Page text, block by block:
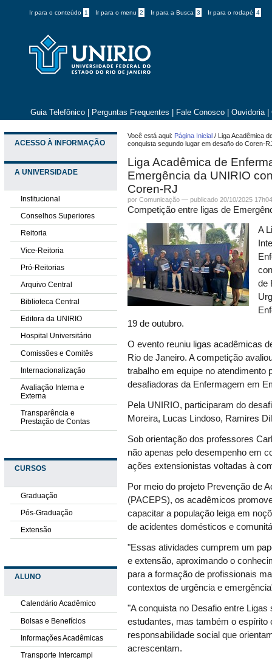
Ir para o conteúdo 1 Ir para o menu 2 Ir para a Busca 3 Ir para o rodapé 4
Guia Telefônico Perguntas Frequentes Fale Conosco Ouvidoria
ACESSO À INFORMAÇÃO
A UNIVERSIDADE
Institucional
Conselhos Superiores
Reitoria
Vice-Reitoria
Pró-Reitorias
Arquivo Central
Biblioteca Central
Editora da UNIRIO
Hospital Universitário
Comissões e Comitês
Internacionalização
Avaliação Interna e
Externa
Transparência e
Prestação de Contas
CURSOS
Graduação
Pós-Graduação
Extensão
ALUNO
Calendário Acadêmico
Bolsas e Benefícios
Informações Acadêmicas
Transporte Intercampi
Você está aqui: Página Inicial / Liga Acadêmica
conquista segundo lugar em desafio do Coren-
Liga Acadêmica de
Emergência da UNIRIO
Coren-RJ
porComunicação —publicado 20/10/2025
Competição entre ligas de
A
de
19 de outubro.
O evento reuniu ligas acadêmicas
Rio de Janeiro. A competição
trabalho em equipe no
desafiadoras da Enfermagem em
Pela UNIRIO, participaram do
Moreira, Lucas Lindoso, Ramires
Sob orientação dos professores
não apenas pelo desempenho em
ações extensionistas voltadas à
Por meio do projeto Prevenção de
(PACEPS), os acadêmicos
capacitar a população leiga em
de acidentes domésticos e
"Essas atividades cumprem um
e extensão, aproximando o
para a formação de profissionais
contextos de urgência e
"A conquista no Desafio entre
estudantes, mas também o
responsabilidade social que
acrescentam.